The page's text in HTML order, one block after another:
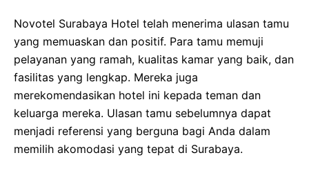
Novotel Surabaya Hotel telah menerima ulasan tamu
yang memuaskan dan positif. Para tamu memuji
pelayanan yang ramah, kualitas kamar yang baik, dan
fasilitas yang lengkap. Mereka juga
merekomendasikan hotel ini kepada teman dan
keluarga mereka. Ulasan tamu sebelumnya dapat
menjadi referensi yang berguna bagi Anda dalam
memilih akomodasi yang tepat di Surabaya.